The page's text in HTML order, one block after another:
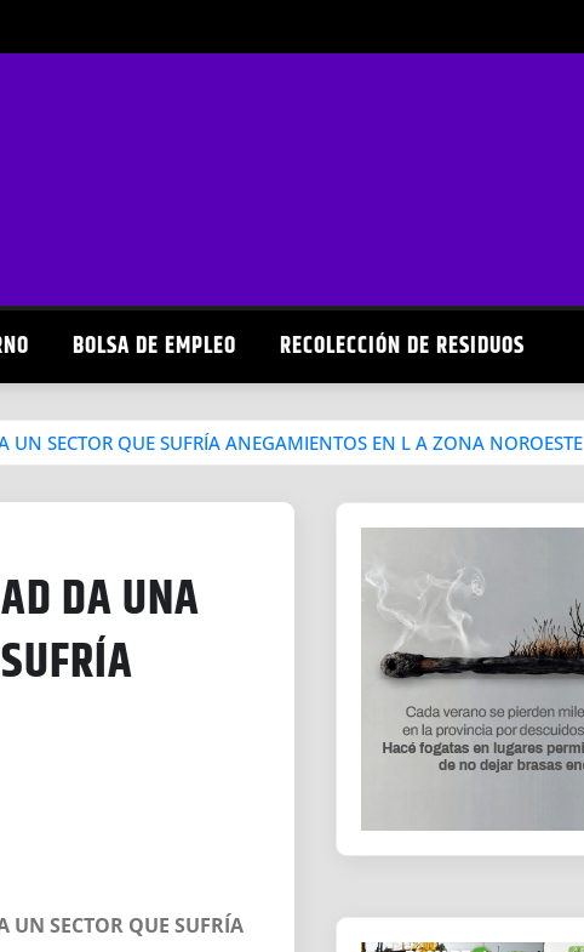
BOLSA DE EMPLEO RECOLECCIÓN DE RESIDUOS
SECTOR QUE SUFRÍA ANEGAMIENTOS EN L A ZONA NOROESTE
DA UNA
SECTOR QUE SUFRÍA